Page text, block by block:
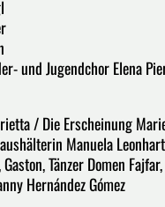
und Jugendchor Elena
/ Die Erscheinung
Manuela
Tänzer Domen
Hernández Gómez